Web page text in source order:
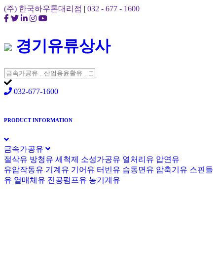
(주) 한국하우톤대리점 | 032 - 677 - 1600
경기유류상사
032-677-1600
PRODUCT INFORMATION
금속가공유
절삭유 방청유 세척제 소성가공유 열처리유 압연유
유압작동유 기계유 기어유 터빈유 습동면유 압축기유 스핀들
유 열매체유 진공펌프유 농기계유